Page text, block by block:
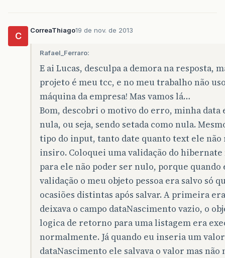
C
CorreaThiago19 de nov. de 2013
Rafael_Ferraro:
E ai Lucas, desculpa a demora na resposta,
projeto é meu tcc, e no meu trabalho não
máquina da empresa! Mas vamos lá…
Bom, descobri o motivo do erro, minha data
nula, ou seja, sendo setada como nula.
tipo do input, tanto date quanto text ele não
insiro. Coloquei uma validação do
para ele não poder ser nulo, porque quando
validação o meu objeto pessoa era salvo só
ocasiões distintas após salvar. A primeira
deixava o campo dataNascimento vazio, o
logica de retorno para uma listagem era
normalmente. Já quando eu inseria um
dataNascimento ele salvava o valor mas